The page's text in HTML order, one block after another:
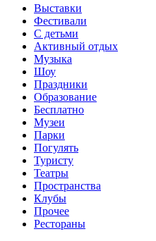
Выставки
Фестивали
С детьми
Активный отдых
Музыка
Шоу
Праздники
Образование
Бесплатно
Музеи
Парки
Погулять
Туристу
Театры
Пространства
Клубы
Прочее
Рестораны